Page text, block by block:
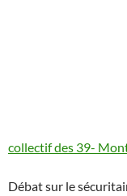
collectif des 39-
Débat sur le